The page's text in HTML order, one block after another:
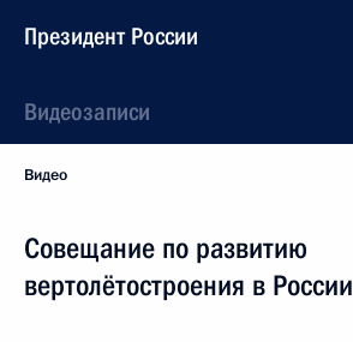
Президент России
Видеозаписи
Видео
Совещание по развитию
вертолётостроения в России